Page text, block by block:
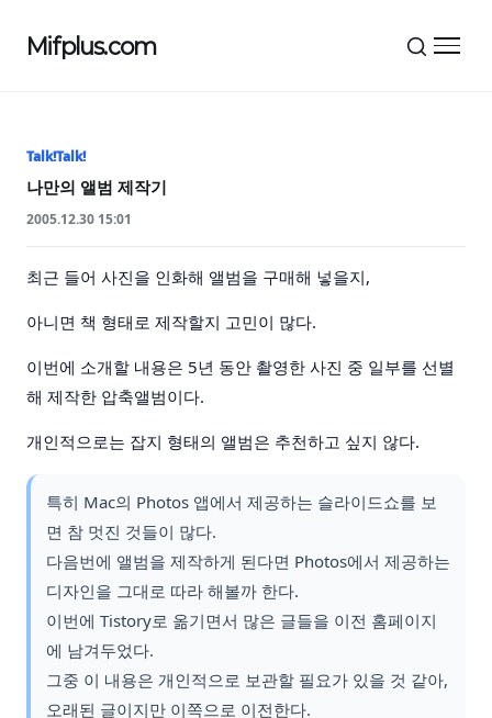
Mifplus.com
Talk!Talk!
나만의 앨범 제작기
2005.12.30 15:01
최근 들어 사진을 인화해 앨범을 구매해 넣을지,
아니면 책 형태로 제작할지 고민이 많다.
이번에 소개할 내용은 5년 동안 촬영한 사진 중 일부를 선별
해 제작한 압축앨범이다.
개인적으로는 잡지 형태의 앨범은 추천하고 싶지 않다.
특히 Mac의 Photos 앱에서 제공하는 슬라이드쇼를 보
면 참 멋진 것들이 많다.
다음번에 앨범을 제작하게 된다면 Photos에서 제공하는
디자인을 그대로 따라 해볼까 한다.
이번에 Tistory로 옮기면서 많은 글들을 이전 홈페이지
에 남겨두었다.
그중 이 내용은 개인적으로 보관할 필요가 있을 것 같아,
오래된 글이지만 이쪽으로 이전한다.